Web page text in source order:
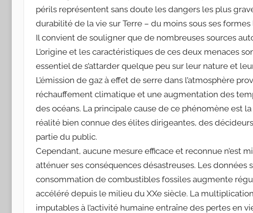
n
t
o
s
périls représentent sans doute les dangers les plus
durabilité de la vie sur Terre – du moins sous ses
Il convient de souligner que de nombreuses sources
L’origine et les caractéristiques de ces deux menaces
essentiel de s’attarder quelque peu sur leur nature et
L’émission de gaz à effet de serre dans l’atmosphère
réchauffement climatique et une augmentation des
des océans. La principale cause de ce phénomène est
réalité bien connue des élites dirigeantes, des
partie du public.
Cependant, aucune mesure efficace et reconnue n’est
atténuer ses conséquences désastreuses. Les
consommation de combustibles fossiles augmente
accéléré depuis le milieu du XXe siècle. La
imputables à l’activité humaine entraîne des pertes en